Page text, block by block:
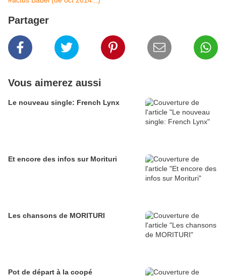
Partager
Vous aimerez aussi
Le nouveau single: French Lynx
Et encore des infos sur Morituri
Les chansons de MORITURI
Pot de départ à la coopé